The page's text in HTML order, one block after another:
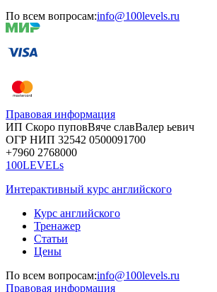
По всем вопросам:info@100levels.ru
Правовая информация
ИП Скоро пуповВяче славВалер ьевич
ОГР НИП 32542 0500091700
+7960 2768000
100LEVELs
Интерактивный курс английского
Курс английского
Тренажер
Статьи
Цены
По всем вопросам:info@100levels.ru
Правовая информация